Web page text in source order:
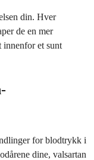
din. Hver
de en mer
et sunt
for blodtrykk i
dine, valsartan